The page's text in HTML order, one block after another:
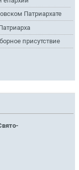
Патриархате
присутствие